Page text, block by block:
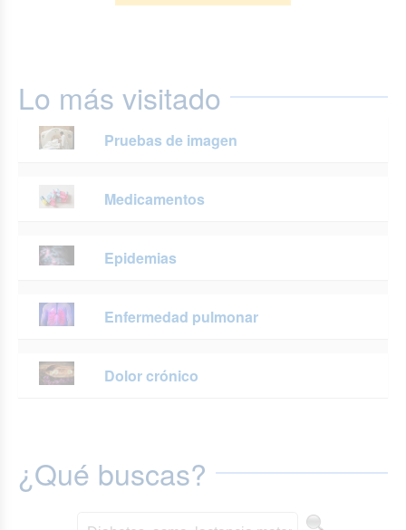
Lo más visitado
Pruebas de imagen
Medicamentos
Epidemias
Enfermedad pulmonar
Dolor crónico
¿Qué buscas?